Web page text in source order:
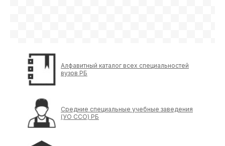
Алфавитный каталог всех специальностей
вузов РБ
Средние специальные учебные заведения
(УО ССО) РБ